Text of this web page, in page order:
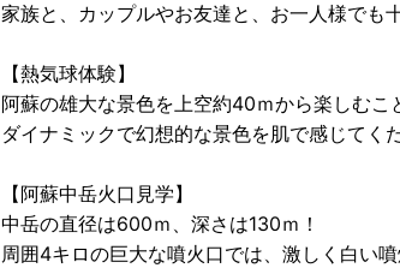
家族と、カップルやお友達と、お一人様でも
【熱気球体験】
阿蘇の雄大な景色を上空約40ｍから楽しむこ
ダイナミックで幻想的な景色を肌で感じてく
【阿蘇中岳火口見学】
中岳の直径は600ｍ、深さは130ｍ！
周囲4キロの巨大な噴火口では、激しく白い